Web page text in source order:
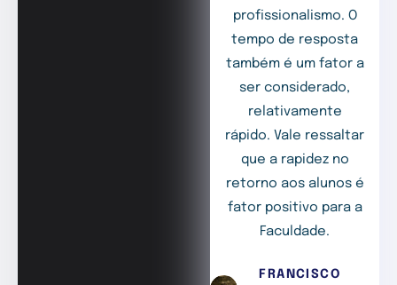
profissionalismo. O
tempo de resposta
também é um fator a
ser considerado,
relativamente
rápido. Vale ressaltar
que a rapidez no
retorno aos alunos é
fator positivo para a
Faculdade.
FRANCISCO